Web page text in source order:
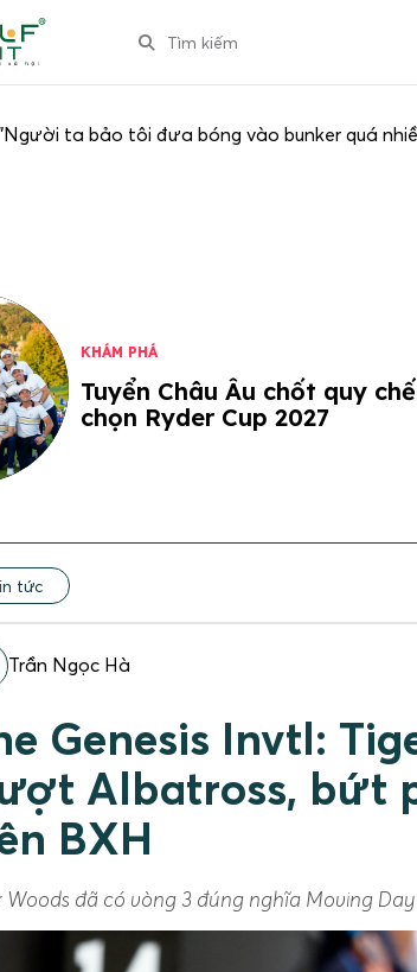
ta bảo tôi đưa bóng vào bunker quá
KHÁM PHÁ
Tuyển Châu Âu chốt quy
chọn Ryder Cup 2027
tức
Trần Ngọc Hà
Genesis Invtl:
Albatross, bứt
BXH
Woods đã có vòng 3 đúng nghĩa Moving